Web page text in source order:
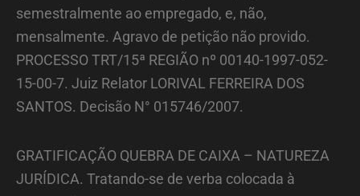
semestralmente ao empregado, e, não,
mensalmente. Agravo de petição não provido.
PROCESSO TRT/15ª REGIÃO nº 00140-1997-052-
15-00-7. Juiz Relator LORIVAL FERREIRA DOS
SANTOS. Decisão N° 015746/2007.
GRATIFICAÇÃO QUEBRA DE CAIXA – NATUREZA
JURÍDICA. Tratando-se de verba colocada à